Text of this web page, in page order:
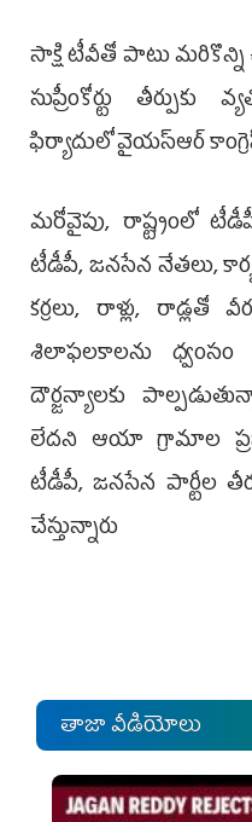
సాక్షి టీవీతో పాటు మరికొన్ని
సుప్రీంకోర్టు
ఫిర్యాదులో వైయ‌స్ఆర్
మరోవైపు, రాష్ట్రంలో
టీడీపీ, జనసేన నేతలు,
కర్రలు, రాళ్లు, రాడ్లతో
శిలాఫలకాలను ధ్వంసం
దౌర్జన్యాలకు
లేదని ఆయా గ్రామాల
టీడీపీ, జనసేన పార్టీల
చేస్తున్నారు
తాజా వీడియోలు